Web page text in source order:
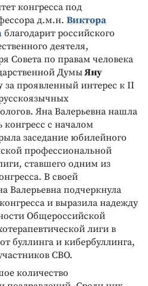
конгресса под
д.м.н. Виктора
благодарит российского
деятеля,
Совета по правам человека
ДумыЯну
за проявленный интерес к II
Яна Валерьевна нашла
конгресс с началом
заседание юбилейного
профессиональной
ставшего одним из
В своей
Валерьевна подчеркнула
и выразила надежду
Общероссийской
лиги в
буллинга и кибербуллинга,
СВО.
количество